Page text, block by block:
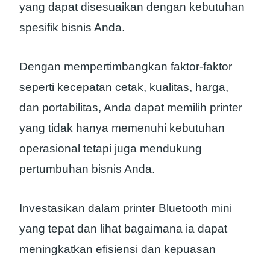
yang dapat disesuaikan dengan kebutuhan
spesifik bisnis Anda.
Dengan mempertimbangkan faktor-faktor
seperti kecepatan cetak, kualitas, harga,
dan portabilitas, Anda dapat memilih printer
yang tidak hanya memenuhi kebutuhan
operasional tetapi juga mendukung
pertumbuhan bisnis Anda.
Investasikan dalam printer Bluetooth mini
yang tepat dan lihat bagaimana ia dapat
meningkatkan efisiensi dan kepuasan